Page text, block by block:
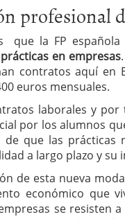
profesional
que la FP
prácticas en empresas
contratos aquí en
euros mensuales.
laborales y
por los alumnos
de que las prácticas
a largo plazo y
de esta nueva
económico que
se resisten